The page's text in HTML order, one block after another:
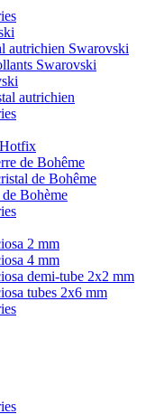
autrichien Swarovski
Swarovski
autrichien
Hotfix
de Bohême
de Bohême
Bohème
2 mm
4 mm
demi-tube 2x2 mm
tubes 2x6 mm